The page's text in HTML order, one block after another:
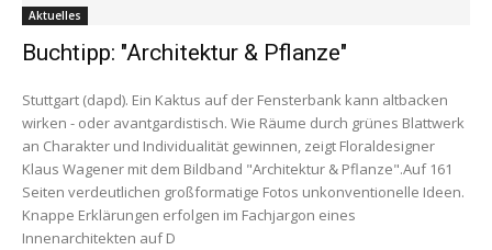
Aktuelles
Buchtipp: "Architektur & Pflanze"
Stuttgart (dapd). Ein Kaktus auf der Fensterbank kann altbacken
wirken - oder avantgardistisch. Wie Räume durch grünes Blattwerk
an Charakter und Individualität gewinnen, zeigt Floraldesigner
Klaus Wagener mit dem Bildband "Architektur & Pflanze".Auf 161
Seiten verdeutlichen großformatige Fotos unkonventionelle Ideen.
Knappe Erklärungen erfolgen im Fachjargon eines
Innenarchitekten auf D